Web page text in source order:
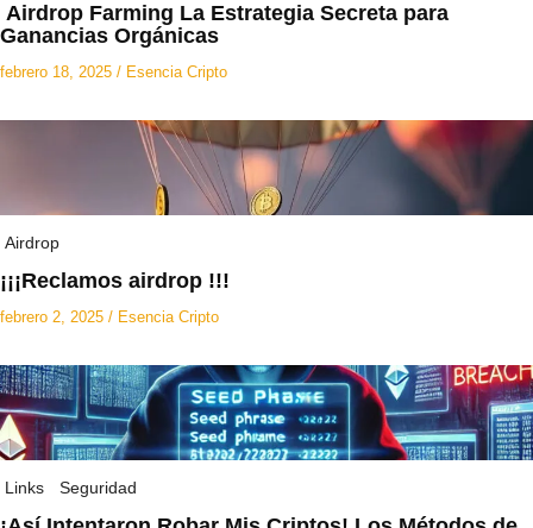
Airdrop Farming La Estrategia Secreta para
Ganancias Orgánicas
febrero 18, 2025 / Esencia Cripto
Airdrop
¡¡¡Reclamos airdrop !!!
febrero 2, 2025 / Esencia Cripto
Links Seguridad